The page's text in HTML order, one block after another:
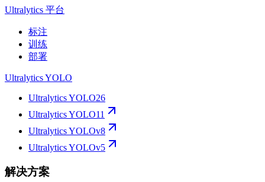
Ultralytics 平台
标注
训练
部署
Ultralytics YOLO
Ultralytics YOLO26
Ultralytics YOLO11
Ultralytics YOLOv8
Ultralytics YOLOv5
解决方案